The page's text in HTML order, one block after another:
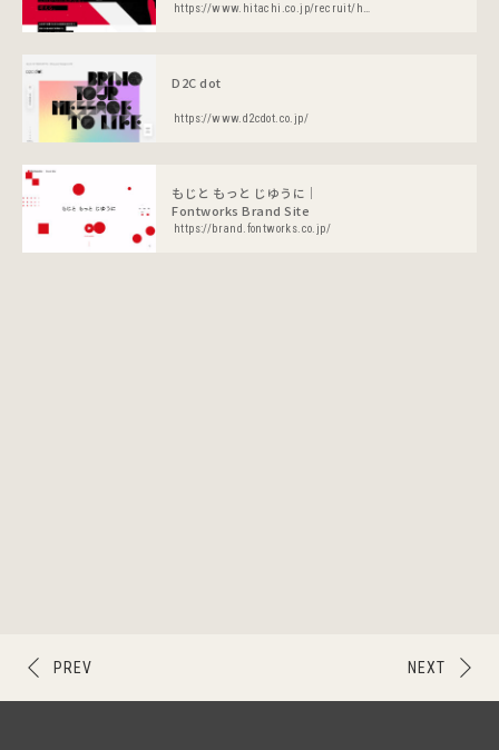
https://www.hitachi.co.jp/recruit/hrsystem/index.html
D2C dot
https://www.d2cdot.co.jp/
もじと もっと じゆうに｜
Fontworks Brand Site
https://brand.fontworks.co.jp/
NEXT
PREV